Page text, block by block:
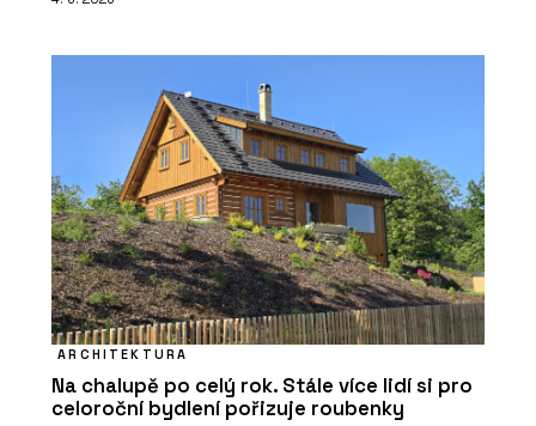
ARCHITEKTURA
Na chalupě po celý rok. Stále více lidí si pro
celoroční bydlení pořizuje roubenky